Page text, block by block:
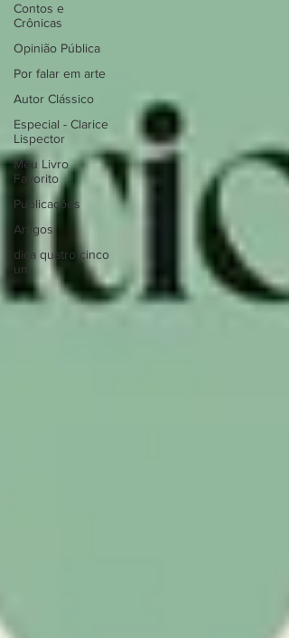
Contos e
Crônicas
Opinião Pública
Por falar em arte
Autor Clássico
Especial - Clarice
Lispector
Meu Livro
Favorito
Publicações
Artigos
dica quatro cinco
um